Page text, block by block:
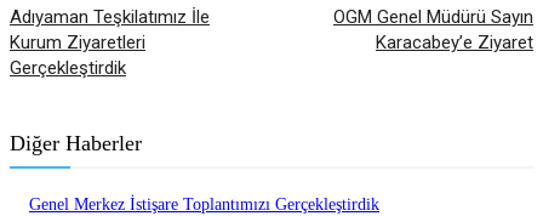
Adıyaman Teşkilatımız İle
Kurum Ziyaretleri
Gerçekleştirdik
OGM Genel Müdürü Sayın
Karacabey’e Ziyaret
Diğer Haberler
Genel Merkez İstişare Toplantımızı Gerçekleştirdik